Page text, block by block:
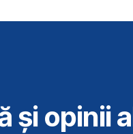
și opinii